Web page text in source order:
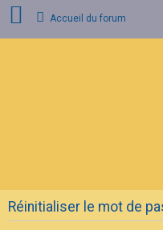
I
Accueil du forum
Réinitialiser le mot de